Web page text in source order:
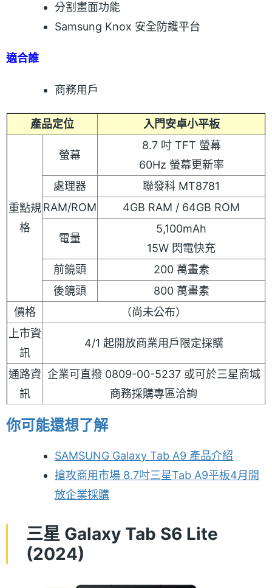
分割畫面功能
Samsung Knox 安全防護平台
適合誰
商務用戶
產品定位 入門安卓小平板
重點規
格
螢幕
8.7 吋 TFT 螢幕
60Hz 螢幕更新率
處理器
聯發科 MT8781
RAM/ROM
4GB RAM / 64GB ROM
電量
5,100mAh
15W 閃電快充
前鏡頭
200 萬畫素
後鏡頭
800 萬畫素
價格
（尚未公布）
上市資
訊
4/1 起開放商業用戶限定採購
通路資
訊
企業可直撥 0809-00-5237 或可於三星商城
商務採購專區洽詢
你可能還想了解
SAMSUNG Galaxy Tab A9 產品介紹
搶攻商用市場 8.7吋三星Tab A9平板4月開
放企業採購
三星 Galaxy Tab S6 Lite
(2024)